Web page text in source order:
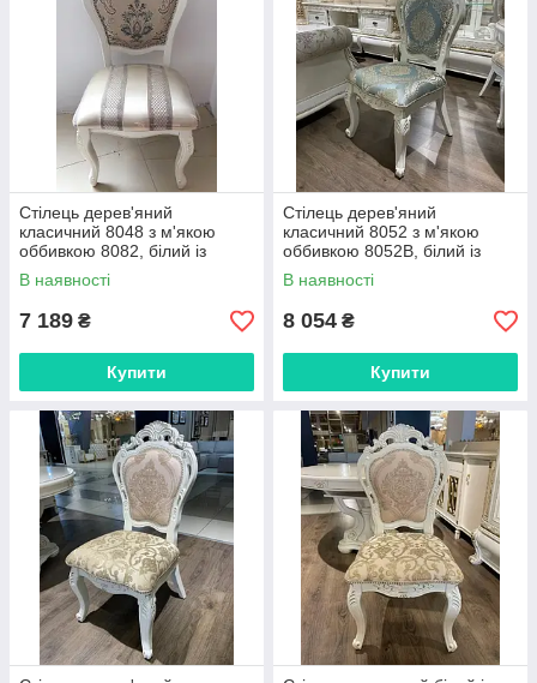
Стілець дерев'яний
класичний 8048 з м'якою
оббивкою 8082, білий із
патиною біле золото,
фабрика Daming
В наявності
7 189 ₴
Купити
Стілець дерев'яний
класичний 8052 з м'якою
оббивкою 8052B, білий із
патиною біле золото, Daming
В наявності
8 054 ₴
Купити